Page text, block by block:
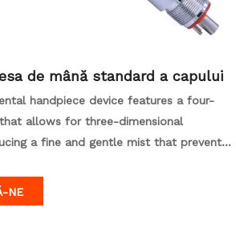
de mână standard a capului
handpiece device features a four-
allows for three-dimensional
a fine and gentle mist that prevents
for easy cutting of teeth. The high-
design ensures smooth and
NE